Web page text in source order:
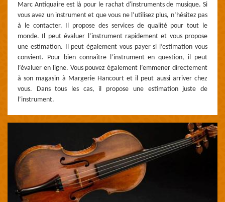
Marc Antiquaire est là pour le rachat d'instruments de musique. Si
vous avez un instrument et que vous ne l’utilisez plus, n’hésitez pas
à le contacter. Il propose des services de qualité pour tout le
monde. Il peut évaluer l’instrument rapidement et vous propose
une estimation. Il peut également vous payer si l’estimation vous
convient. Pour bien connaître l’instrument en question, il peut
l’évaluer en ligne. Vous pouvez également l’emmener directement
à son magasin à Margerie Hancourt et il peut aussi arriver chez
vous. Dans tous les cas, il propose une estimation juste de
l’instrument.